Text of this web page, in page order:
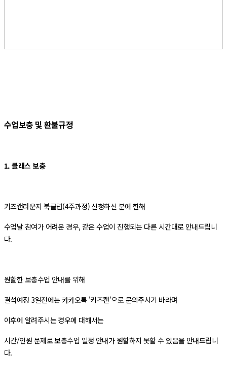
수업보충 및 환불규정
1. 클래스 보충
키즈캔라운지 북클럽(4주과정) 신청하신 분에 한해
수업날 참여가 어려운 경우, 같은 수업이 진행되는 다른 시간대로 안내드립니
다.
원할한 보충수업 안내를 위해
결석예정 3일전에는 카카오톡 '키즈캔'으로 문의주시기 바라며
이후에 알려주시는 경우에 대해서는
시간/인원 문제로 보충수업 일정 안내가 원할하지 못할 수 있음을 안내드립니
다.